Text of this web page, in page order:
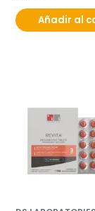
Añadir al